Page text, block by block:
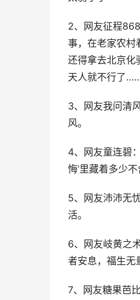
2、网友征程
事，在老家农村
还得拿去北京化
天人就不行了
3、网友我问清
风。
4、网友童连碧
悔’里藏着多少
5、网友沛沛无
活。
6、网友岐黄之
者安息，福生无
7、网友糖果芭